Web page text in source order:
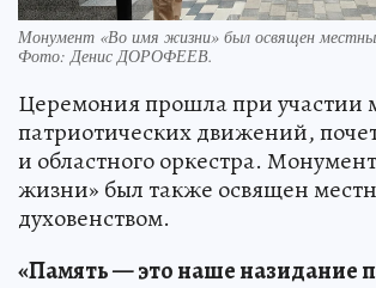
Монумент «Во имя жизни» был освящен
Фото:Денис ДОРОФЕЕВ.
Церемония прошла при участии
патриотических движений,
и областного оркестра.
жизни» был также освящен
духовенством.
«Память — это наше назидание